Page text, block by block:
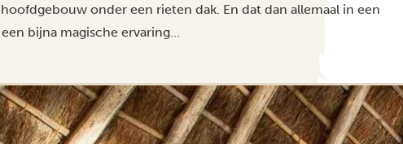
onder een rieten dak. En dat dan allemaal in een
bijna magische ervaring…